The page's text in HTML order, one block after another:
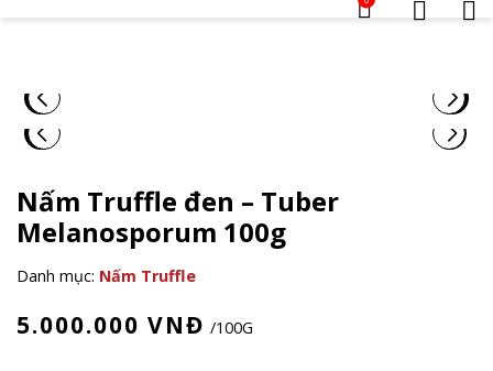
Nấm Truffle đen – Tuber
Melanosporum 100g
Danh mục: Nấm Truffle
5.000.000 VNĐ /100G